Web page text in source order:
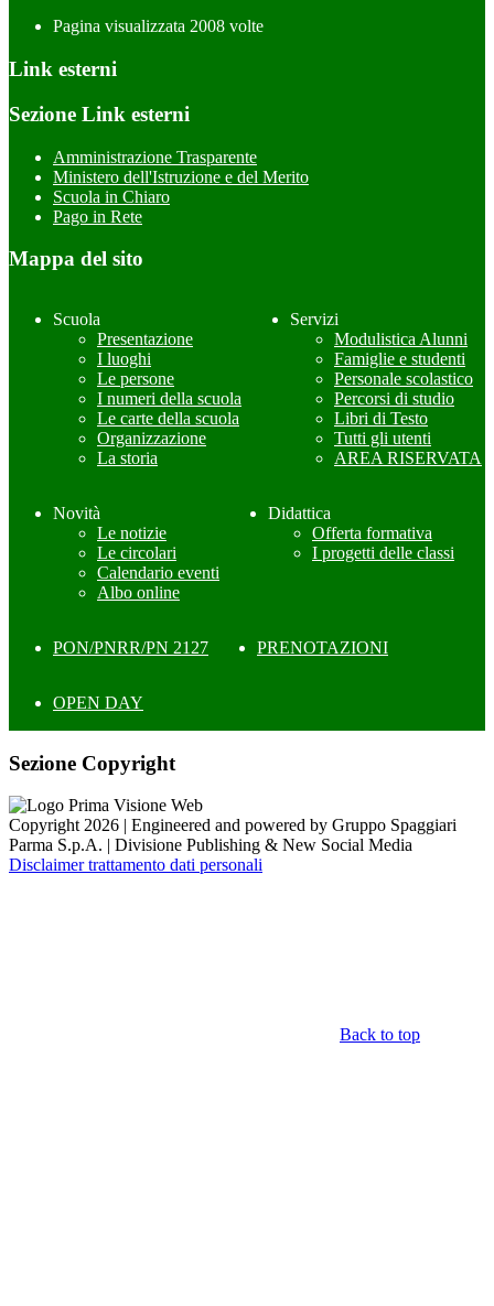
Pagina visualizzata 2008 volte
Link esterni
Sezione Link esterni
Amministrazione Trasparente
Ministero dell'Istruzione e del Merito
Scuola in Chiaro
Pago in Rete
Mappa del sito
Scuola
Presentazione
I luoghi
Le persone
I numeri della scuola
Le carte della scuola
Organizzazione
La storia
Servizi
Modulistica Alunni
Famiglie e studenti
Personale scolastico
Percorsi di studio
Libri di Testo
Tutti gli utenti
AREA RISERVATA
Novità
Le notizie
Le circolari
Calendario eventi
Albo online
Didattica
Offerta formativa
I progetti delle classi
PON/PNRR/PN 2127 PRENOTAZIONI
OPEN DAY
Sezione Copyright
Copyright 2026 | Engineered and powered by Gruppo Spaggiari
Parma S.p.A. | Divisione Publishing & New Social Media
Disclaimer trattamento dati personali
Back to top